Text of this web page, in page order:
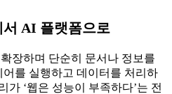
서 AI 플랫폼으로
장하며 단순히 문서나 정보를
를 실행하고 데이터를 처리하
가 ‘웹은 성능이 부족하다’는 전